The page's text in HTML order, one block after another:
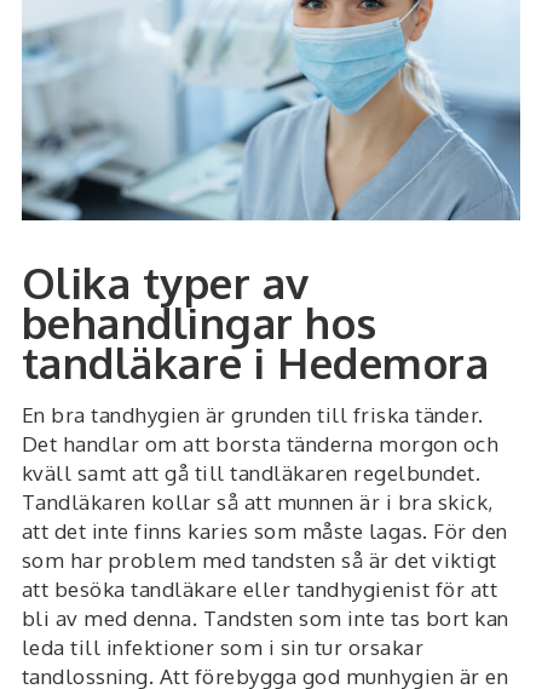
Olika typer av
behandlingar hos
tandläkare i Hedemora
En bra tandhygien är grunden till friska tänder.
Det handlar om att borsta tänderna morgon och
kväll samt att gå till tandläkaren regelbundet.
Tandläkaren kollar så att munnen är i bra skick,
att det inte finns karies som måste lagas. För den
som har problem med tandsten så är det viktigt
att besöka tandläkare eller tandhygienist för att
bli av med denna. Tandsten som inte tas bort kan
leda till infektioner som i sin tur orsakar
tandlossning. Att förebygga god munhygien är en